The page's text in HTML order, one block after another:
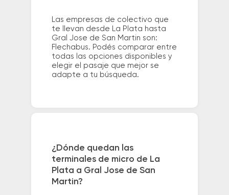
Las empresas de colectivo que
te llevan desde La Plata hasta
Gral Jose de San Martin son:
Flechabus. Podés comparar entre
todas las opciones disponibles y
elegir el pasaje que mejor se
adapte a tu búsqueda.
¿Dónde quedan las
terminales de micro de La
Plata a Gral Jose de San
Martin?